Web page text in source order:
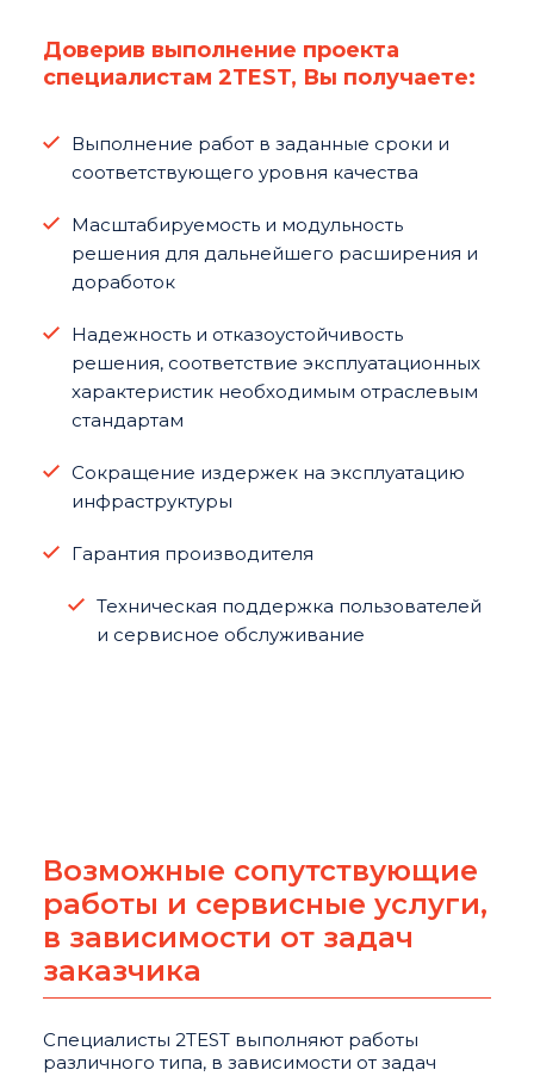
Доверив выполнение проекта
специалистам 2TEST, Вы получаете:
Выполнение работ в заданные сроки и
соответствующего уровня качества
Масштабируемость и модульность
решения для дальнейшего расширения и
доработок
Надежность и отказоустойчивость
решения, соответствие эксплуатационных
характеристик необходимым отраслевым
стандартам
Сокращение издержек на эксплуатацию
инфраструктуры
Гарантия производителя
Техническая поддержка пользователей
и сервисное обслуживание
Возможные сопутствующие
работы и сервисные услуги,
в зависимости от задач
заказчика
Специалисты 2TEST выполняют работы
различного типа, в зависимости от задач